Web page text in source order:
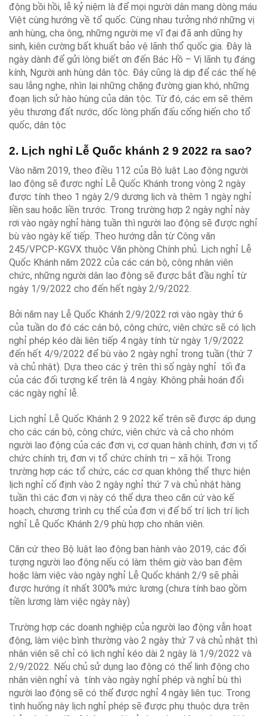
động bồi hồi, lễ kỷ niệm là để mọi người dân mang dòng máu
Việt cùng hướng về tổ quốc. Cùng nhau tưởng nhớ những vị
anh hùng, cha ông, những người mẹ vĩ đại đã anh dũng hy
sinh, kiên cường bất khuất bảo vệ lãnh thổ quốc gia. Đây là
ngày dành để gửi lòng biết ơn đến Bác Hồ – Vị lãnh tụ đáng
kính, Người anh hùng dân tộc. Đây cũng là dịp để các thế hệ
sau lắng nghe, nhìn lại những chặng đường gian khó, những
đoạn lịch sử hào hùng của dân tộc. Từ đó, các em sẽ thêm
yêu thương đất nước, dốc lòng phấn đấu cống hiến cho tổ
quốc, dân tộc
2. Lịch nghỉ Lễ Quốc khánh 2 9 2022 ra sao?
Vào năm 2019, theo điều 112 của Bộ luật Lao động người
lao động sẽ được nghỉ Lễ Quốc Khánh trong vòng 2 ngày
được tính theo 1 ngày 2/9 dương lịch và thêm 1 ngày nghỉ
liền sau hoặc liền trước. Trong trường hợp 2 ngày nghỉ này
rơi vào ngày nghỉ hàng tuần thì người lao động sẽ được nghỉ
bù vào ngày kế tiếp. Theo hướng dẫn từ Công văn
245/VPCP-KGVX thuộc Văn phòng Chính phủ. Lịch nghỉ Lễ
Quốc Khánh năm 2022 của các cán bộ, công nhân viên
chức, những người dân lao động sẽ được bắt đầu nghỉ từ
ngày 1/9/2022 cho đến hết ngày 2/9/2022.
Bởi năm nay Lễ Quốc Khánh 2/9/2022 rơi vào ngày thứ 6
của tuần do đó các cán bộ, công chức, viên chức sẽ có lịch
nghỉ phép kéo dài liên tiếp 4 ngày tính từ ngày 1/9/2022
đến hết 4/9/2022 để bù vào 2 ngày nghỉ trong tuần (thứ 7
và chủ nhật). Dựa theo các ý trên thì số ngày nghỉ tối đa
của các đối tượng kể trên là 4 ngày. Không phải hoán đổi
các ngày nghỉ lễ.
Lịch nghỉ Lễ Quốc Khánh 2 9 2022 kể trên sẽ được áp dụng
cho các cán bộ, công chức, viên chức và cả cho nhóm
người lao động của các đơn vị, cơ quan hành chính, đơn vị tổ
chức chính trị, đơn vị tổ chức chính trị – xã hội. Trong
trường hợp các tổ chức, các cơ quan không thể thực hiện
lịch nghỉ cố định vào 2 ngày nghỉ thứ 7 và chủ nhật hàng
tuần thì các đơn vị này có thể dựa theo căn cứ vào kế
hoạch, chương trình cụ thể của đơn vị để bố trí lịch trí lịch
nghỉ Lễ Quốc Khánh 2/9 phù hợp cho nhân viên.
Căn cứ theo Bộ luật lao động ban hành vào 2019, các đối
tượng người lao động nếu có làm thêm giờ vào ban đêm
hoặc làm việc vào ngày nghỉ Lễ Quốc khánh 2/9 sẽ phải
được hướng ít nhất 300% mức lương (chưa tính bao gồm
tiền lương làm việc ngày này)
Trường hợp các doanh nghiệp của người lao động vẫn hoạt
động, làm việc bình thường vào 2 ngày thứ 7 và chủ nhật thì
nhân viên sẽ chỉ có lịch nghỉ kéo dài 2 ngày là 1/9/2022 và
2/9/2022. Nếu chủ sử dụng lao động có thể linh động cho
nhân viên nghỉ và tính vào ngày nghỉ phép và nghỉ bù thì
người lao động sẽ có thể được nghỉ 4 ngày liên tục. Trong
tình huống này lịch nghỉ phép sẽ được phụ thuộc dựa trên